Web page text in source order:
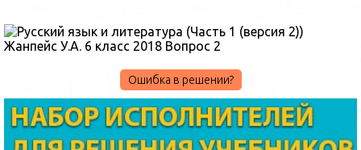
Ошибка в решении?